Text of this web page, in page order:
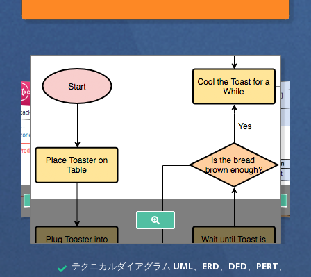
テクニカルダイアグラム UML、 ERD DFD PERT